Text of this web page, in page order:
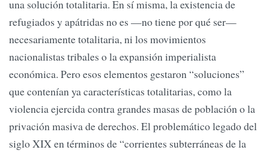
una solución totalitaria. En sí misma, la existencia de
refugiados y apátridas no es —no tiene por qué ser—
necesariamente totalitaria, ni los movimientos
nacionalistas tribales o la expansión imperialista
económica. Pero esos elementos gestaron “soluciones”
que contenían ya características totalitarias, como la
violencia ejercida contra grandes masas de población o la
privación masiva de derechos. El problemático legado del
siglo XIX en términos de “corrientes subterráneas de la